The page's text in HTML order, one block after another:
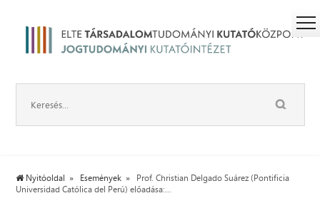
Nyitóoldal Események
Prof. Christian Delgado Suárez (Pontificia
Universidad Católica del Perú) előadása:...